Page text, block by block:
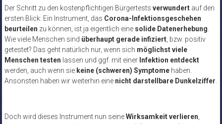
Der Schritt zu den kostenpflichtigen Bürgertests verwundertauf den
ersten Blick: Ein Instrument, das Corona-Infektionsgeschehen
beurteilen zu können, ist ja eigentlich eine solide Datenerhebung
Wie viele Menschen sind überhaupt gerade infiziert, bzw. positiv
getestet? Das geht natürlich nur, wenn sich möglichst viele
Menschen testen lassen und ggf. mit einer Infektion entdeckt
werden, auch wenn sie keine (schweren) Symptomehaben.
Ansonsten haben wir weiterhin eine nicht darstellbare Dunkelziffer
Doch wird dieses Instrument nun seineWirksamkeit verlieren